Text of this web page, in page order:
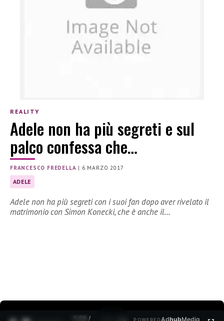
REALITY
Adele non ha più segreti e sul
palco confessa che…
FRANCESCO FREDELLA | 6 MARZO 2017
ADELE
Adele non ha più segreti con i suoi fan dopo aver rivelato il
matrimonio con Simon Konecki, che è anche il…
0:30 /
AdhubMedia